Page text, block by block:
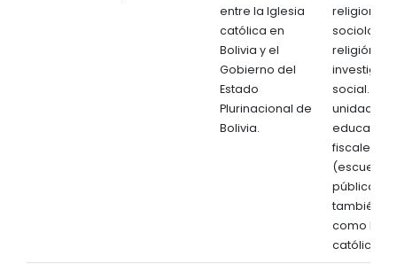
entre la Iglesia
católica en
Bolivia y el
Gobierno del
Estado
Plurinacional de
Bolivia.
religiones,
sociología
religión y la
social. En
unidades
educativas
fiscales
(escuelas
públicas),
también
como ERE
católica.